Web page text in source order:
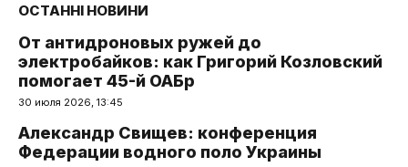
ОСТАННІ НОВИНИ
От антидроновых ружей до
электробайков: как Григорий Козловский
помогает 45-й ОАБр
30 июля 2026, 13:45
Александр Свищев: конференция
Федерации водного поло Украины